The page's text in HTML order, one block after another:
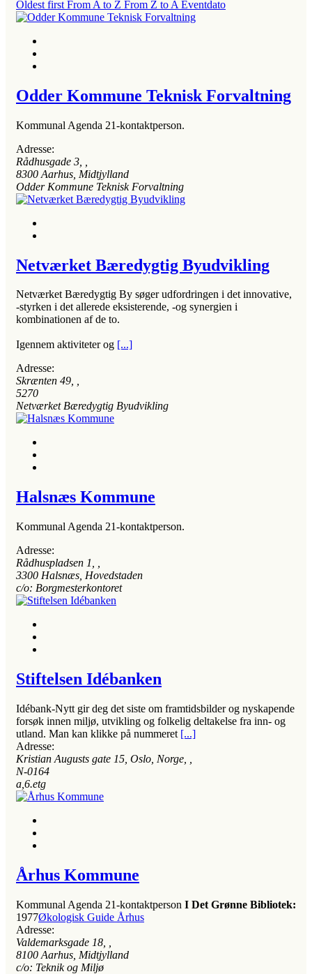
Oldest first From A to Z From Z to A Eventdato
Odder Kommune Teknisk Forvaltning
Kommunal Agenda 21-kontaktperson.
Adresse:
Rådhusgade 3
8300 Aarhus, Midtjylland
Odder Kommune Teknisk Forvaltning
Netværket Bæredygtig Byudvikling
Netværket Bæredygtig By søger udfordringen i det innovative,
-styrken i det allerede eksisterende, -og synergien i
kombinationen af de to.
Igennem aktiviteter og [...]
Adresse:
Skrænten 49, ,
5270
Netværket Bæredygtig Byudvikling
Halsnæs Kommune
Kommunal Agenda 21-kontaktperson.
Adresse:
Rådhuspladsen 1
3300 Halsnæs, Hovedstaden
c/o: Borgmesterkontoret
Stiftelsen Idébanken
Idébank-Nytt gir deg det siste om framtidsbilder og nyskapende
forsøk innen miljø, utvikling og folkelig deltakelse fra inn- og
utland. Man kan klikke på nummeret [...]
Adresse:
Kristian Augusts gate 15, Oslo, Norge
N-0164
a,6.etg
Århus Kommune
Kommunal Agenda 21-kontaktperson I Det Grønne Bibliotek:
1977Økologisk Guide Århus
Adresse:
Valdemarksgade 18
8100 Aarhus, Midtjylland
c/o: Teknik og Miljø